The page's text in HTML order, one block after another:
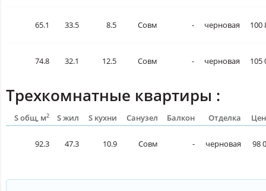
65.1 33.5 8.5 Совм - черновая 100
74.8 32.1 12.5 Совм - черновая 105
Трехкомнатные квартиры :
S общ, м2 S жил S кухни Санузел Балкон Отделка
92.3 47.3 10.9 Совм - черновая 98